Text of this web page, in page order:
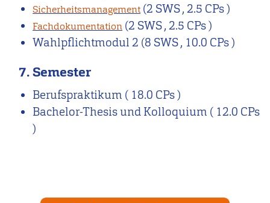
Sicherheitsmanagement (2 SWS , 2.5 CPs )
Fachdokumentation (2 SWS , 2.5 CPs )
Wahlpflichtmodul 2 (8 SWS , 10.0 CPs )
7. Semester
Berufspraktikum ( 18.0 CPs )
Bachelor-Thesis und Kolloquium ( 12.0 CPs
)